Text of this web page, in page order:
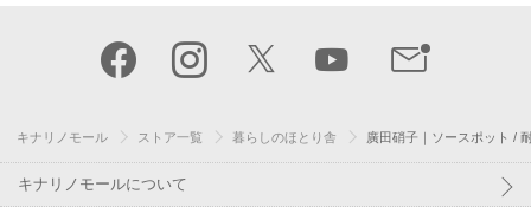
キナリノモール ストア一覧 暮らしのほとり舎 廣田硝子｜ソースポット /
キナリノモールについて